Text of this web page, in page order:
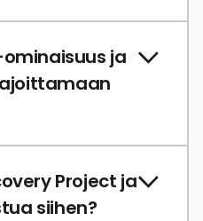
ja
Project ja
siihen?